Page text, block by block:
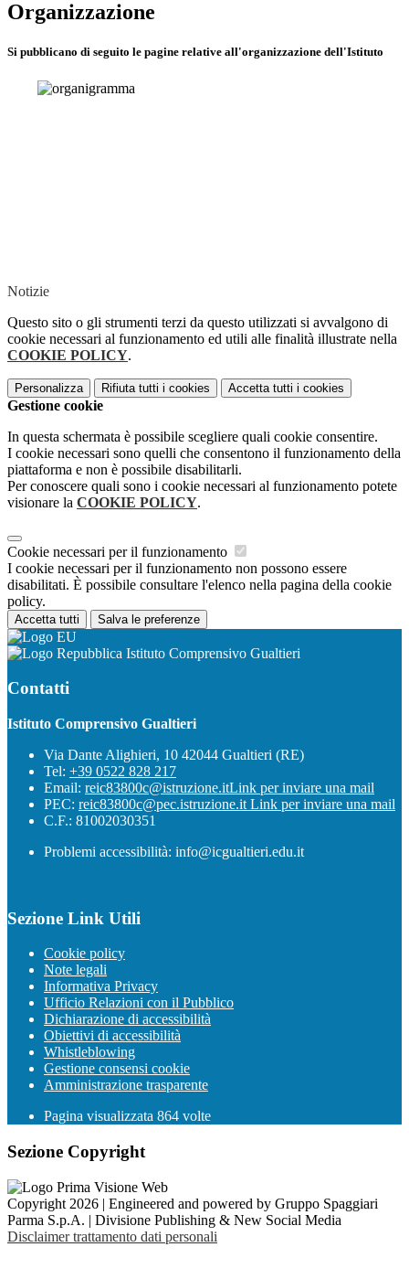
Organizzazione
Si pubblicano di seguito le pagine relative all'organizzazione dell'Istituto
Notizie
Questo sito o gli strumenti terzi da questo utilizzati si avvalgono di
cookie necessari al funzionamento ed utili alle finalità illustrate nella
COOKIE POLICY.
Personalizza Rifiuta tutti i cookies Accetta tutti i cookies
Gestione cookie
In questa schermata è possibile scegliere quali cookie consentire.
I cookie necessari sono quelli che consentono il funzionamento della
piattaforma e non è possibile disabilitarli.
Per conoscere quali sono i cookie necessari al funzionamento potete
visionare la COOKIE POLICY.
Cookie necessari per il funzionamento
I cookie necessari per il funzionamento non possono essere
disabilitati. È possibile consultare l'elenco nella pagina della cookie
policy.
Accetta tutti Salva le preferenze
Istituto Comprensivo Gualtieri
Contatti
Istituto Comprensivo Gualtieri
Via Dante Alighieri, 10 42044 Gualtieri (RE)
Tel: +39 0522 828 217
Email: reic83800c@istruzione.itLink per inviare una mail
PEC: reic83800c@pec.istruzione.it Link per inviare una mail
C.F.: 81002030351
Problemi accessibilità: info@icgualtieri.edu.it
Sezione Link Utili
Cookie policy
Note legali
Informativa Privacy
Ufficio Relazioni con il Pubblico
Dichiarazione di accessibilità
Obiettivi di accessibilità
Whistleblowing
Gestione consensi cookie
Amministrazione trasparente
Pagina visualizzata 864 volte
Sezione Copyright
Copyright 2026 | Engineered and powered by Gruppo Spaggiari
Parma S.p.A. | Divisione Publishing & New Social Media
Disclaimer trattamento dati personali